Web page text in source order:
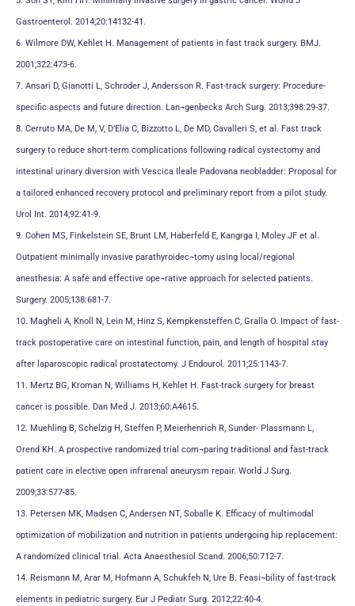
Gastroenterol. 2014;20:14132-41.
6. Wilmore DW, Kehlet H. Management of patients in fast track surgery. BMJ.
2001;322:473-6.
7. Ansari D, Gianotti L, Schroder J, Andersson R. Fast-track surgery: Procedure-
specific aspects and future direction. Lan¬genbecks Arch Surg. 2013;398:29-37.
8. Cerruto MA, De M, V, D’Elia C, Bizzotto L, De MD, Cavalleri S, et al. Fast track
surgery to reduce short-term complications following radical cystectomy and
intestinal urinary diversion with Vescica Ileale Padovana neobladder: Proposal for
a tailored enhanced recovery protocol and preliminary report from a pilot study.
Urol Int. 2014;92:41-9.
9. Cohen MS, Finkelstein SE, Brunt LM, Haberfeld E, Kangrga I, Moley JF et al.
Outpatient minimally invasive parathyroidec¬tomy using local/regional
anesthesia: A safe and effective ope¬rative approach for selected patients.
Surgery. 2005;138:681-7.
10. Magheli A, Knoll N, Lein M, Hinz S, Kempkensteffen C, Gralla O. Impact of fast-
track postoperative care on intestinal function, pain, and length of hospital stay
after laparoscopic radical prostatectomy. J Endourol. 2011;25:1143-7.
11. Mertz BG, Kroman N, Williams H, Kehlet H. Fast-track surgery for breast
cancer is possible. Dan Med J. 2013;60:A4615.
12. Muehling B, Schelzig H, Steffen P, Meierhenrich R, Sunder- Plassmann L,
Orend KH. A prospective randomized trial com¬paring traditional and fast-track
patient care in elective open infrarenal aneurysm repair. World J Surg.
2009;33:577-85.
13. Petersen MK, Madsen C, Andersen NT, Soballe K. Efficacy of multimodal
optimization of mobilization and nutrition in patients undergoing hip replacement:
A randomized clinical trial. Acta Anaesthesiol Scand. 2006;50:712-7.
14. Reismann M, Arar M, Hofmann A, Schukfeh N, Ure B. Feasi¬bility of fast-track
elements in pediatric surgery. Eur J Pediatr Surg. 2012;22:40-4.